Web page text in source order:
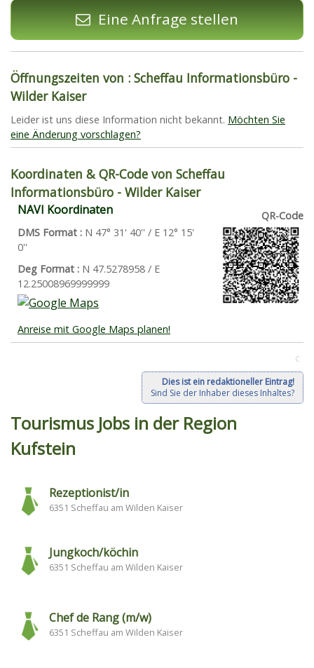
Eine Anfrage stellen
Öffnungszeiten von : Scheffau Informationsbüro -
Wilder Kaiser
Leider ist uns diese Information nicht bekannt. Möchten Sie
eine Änderung vorschlagen?
Koordinaten & QR-Code von Scheffau
Informationsbüro - Wilder Kaiser
NAVI Koordinaten
DMS Format : N 47° 31' 40'' / E 12° 15'
0''
Deg Format : N 47.5278958 / E
12.25008969999999
Anreise mit Google Maps planen!
QR-Code
C
Dies ist ein redaktioneller Eintrag!
Sind Sie der Inhaber dieses Inhaltes?
Tourismus Jobs in der Region
Kufstein
Rezeptionist/in
6351 Scheffau am Wilden Kaiser
Jungkoch/köchin
6351 Scheffau am Wilden Kaiser
Chef de Rang (m/w)
6351 Scheffau am Wilden Kaiser